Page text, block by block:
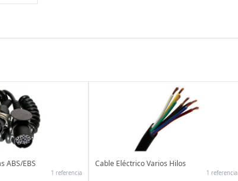
ABS/EBS
1 referencia
Cable Eléctrico Varios Hilos
1 referencia